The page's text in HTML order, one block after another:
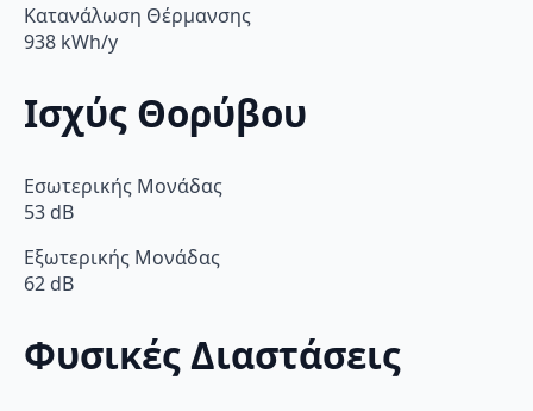
Κατανάλωση Θέρμανσης
938 kWh/y
Ισχύς Θορύβου
Εσωτερικής Μονάδας
53 dB
Εξωτερικής Μονάδας
62 dB
Φυσικές Διαστάσεις